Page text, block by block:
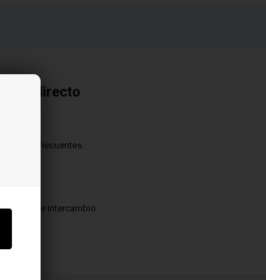
directo
frecuentes
de intercambio